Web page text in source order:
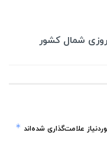
شمال کشور
علامت‌گذاری شده‌اند *